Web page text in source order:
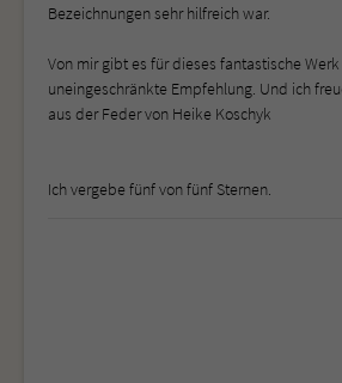
Bezeichnungen sehr hilfreich war.
Von mir gibt es für dieses fantastische
uneingeschränkte Empfehlung. Und ich
aus der Feder von Heike Koschyk
Ich vergebe fünf von fünf Sternen.